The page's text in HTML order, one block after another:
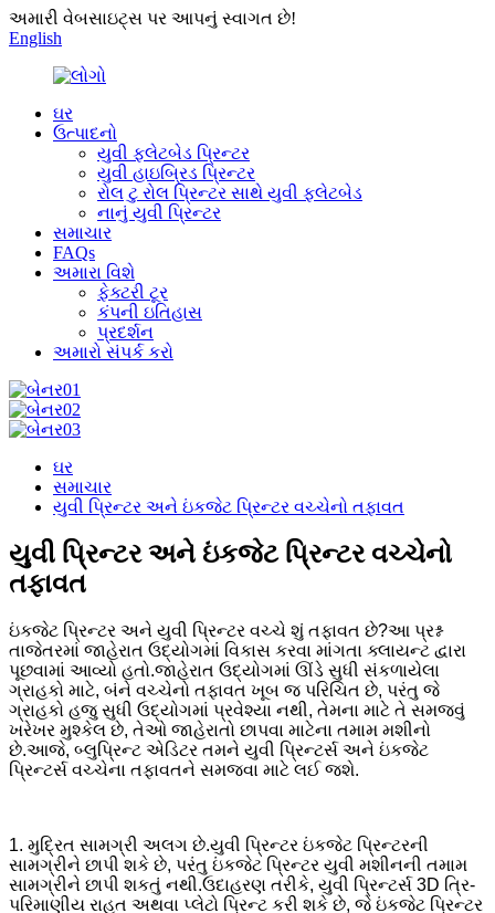
અમારી વેબસાઇટ્સ પર આપનું સ્વાગત છે!
English
ઘર
ઉત્પાદનો
યુવી ફ્લેટબેડ પ્રિન્ટર
યુવી હાઇબ્રિડ પ્રિન્ટર
રોલ ટુ રોલ પ્રિન્ટર સાથે યુવી ફ્લેટબેડ
નાનું યુવી પ્રિન્ટર
સમાચાર
FAQs
અમારા વિશે
ફેક્ટરી ટૂર
કંપની ઇતિહાસ
પ્રદર્શન
અમારો સંપર્ક કરો
ઘર
સમાચાર
યુવી પ્રિન્ટર અને ઇંકજેટ પ્રિન્ટર વચ્ચેનો તફાવત
યુવી પ્રિન્ટર અને ઇંકજેટ પ્રિન્ટર વચ્ચેનો
તફાવત
ઇંકજેટ પ્રિન્ટર અને યુવી પ્રિન્ટર વચ્ચે શું તફાવત છે?આ પ્રશ્ન
તાજેતરમાં જાહેરાત ઉદ્યોગમાં વિકાસ કરવા માંગતા ક્લાયન્ટ દ્વારા
પૂછવામાં આવ્યો હતો.જાહેરાત ઉદ્યોગમાં ઊંડે સુધી સંકળાયેલા
ગ્રાહકો માટે, બંને વચ્ચેનો તફાવત ખૂબ જ પરિચિત છે, પરંતુ જે
ગ્રાહકો હજુ સુધી ઉદ્યોગમાં પ્રવેશ્યા નથી, તેમના માટે તે સમજવું
ખરેખર મુશ્કેલ છે, તેઓ જાહેરાતો છાપવા માટેના તમામ મશીનો
છે.આજે, બ્લુપ્રિન્ટ એડિટર તમને યુવી પ્રિન્ટર્સ અને ઇંકજેટ
પ્રિન્ટર્સ વચ્ચેના તફાવતને સમજવા માટે લઈ જશે.
1. મુદ્રિત સામગ્રી અલગ છે.યુવી પ્રિન્ટર ઇંકજેટ પ્રિન્ટરની
સામગ્રીને છાપી શકે છે, પરંતુ ઇંકજેટ પ્રિન્ટર યુવી મશીનની તમામ
સામગ્રીને છાપી શકતું નથી.ઉદાહરણ તરીકે, યુવી પ્રિન્ટર્સ 3D ત્રિ-
પરિમાણીય રાહત અથવા પ્લેટો પ્રિન્ટ કરી શકે છે, જે ઇંકજેટ પ્રિન્ટર